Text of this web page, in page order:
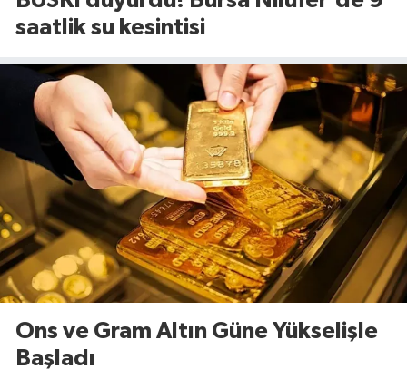
saatlik su kesintisi
Ons ve Gram Altın Güne Yükselişle
Başladı